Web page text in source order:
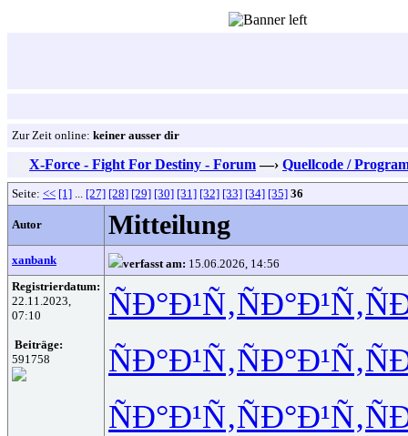
Zur Zeit online: keiner ausser dir
X-Force - Fight For Destiny - Forum —› Quellcode /
Seite: << [1] ... [27] [28] [29] [30] [31] [32] [33] [34] [35] 36
Autor Mitteilung
xanbank verfasst am: 15.06.2026, 14:56
Registrierdatum:
22.11.2023,
07:10
Beiträge:
591758
ÑÐ°Ð¹Ñ‚ÑÐ°Ð¹Ñ‚
ÑÐ°Ð¹Ñ‚ÑÐ°Ð¹Ñ‚
ÑÐ°Ð¹Ñ‚ÑÐ°Ð¹Ñ‚